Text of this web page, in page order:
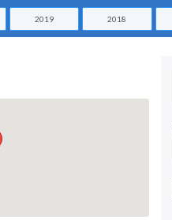
2019 2018